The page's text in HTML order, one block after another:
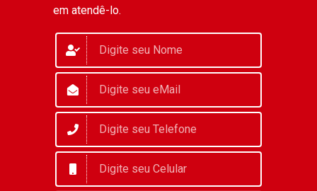
em atendê-lo.